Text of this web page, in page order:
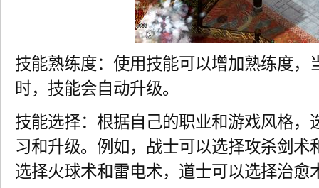
技能熟练度：使用技能可以增加熟练度，
时，技能会自动升级。
技能选择：根据自己的职业和游戏风格，
习和升级。例如，战士可以选择攻杀剑术
选择火球术和雷电术，道士可以选择治愈